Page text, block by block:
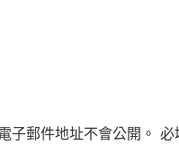
子郵件地址不會公開。 必